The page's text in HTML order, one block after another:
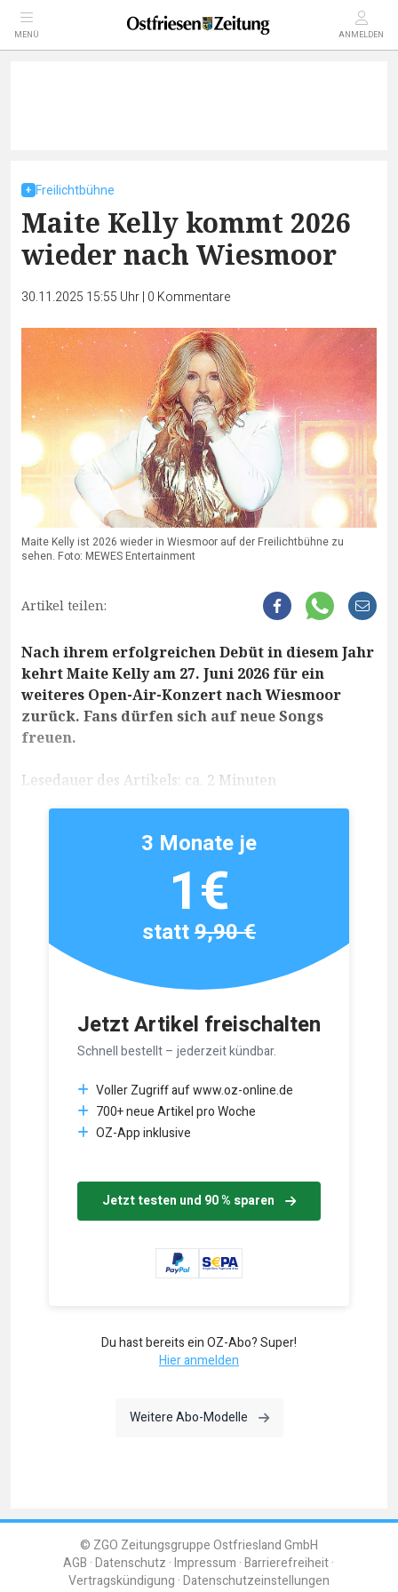
MENÜ ANMELDEN
Freilichtbühne
Maite Kelly kommt 2026
wieder nach Wiesmoor
30.11.2025 15:55 Uhr| 0 Kommentare
Maite Kelly ist 2026 wieder in Wiesmoor auf der Freilichtbühne zu
sehen. Foto: MEWES Entertainment
Artikel teilen:
Nach ihrem erfolgreichen Debüt in diesem Jahr
kehrt Maite Kelly am 27. Juni 2026 für ein
weiteres Open-Air-Konzert nach Wiesmoor
zurück. Fans dürfen sich auf neue Songs
freuen.
Lesedauer des Artikels: ca. 2 Minuten
Jetzt Artikel freischalten
Schnell bestellt – jederzeit kündbar.
Voller Zugriff auf www.oz-online.de
700+ neue Artikel pro Woche
OZ-App inklusive
Jetzt testen und 90 % sparen
3 Monate je
1€
statt9,90 €
Du hast bereits ein OZ-Abo? Super!
Hier anmelden
Weitere Abo-Modelle
© ZGO Zeitungsgruppe Ostfriesland GmbH
AGB Datenschutz Impressum Barrierefreiheit
Vertragskündigung Datenschutzeinstellungen